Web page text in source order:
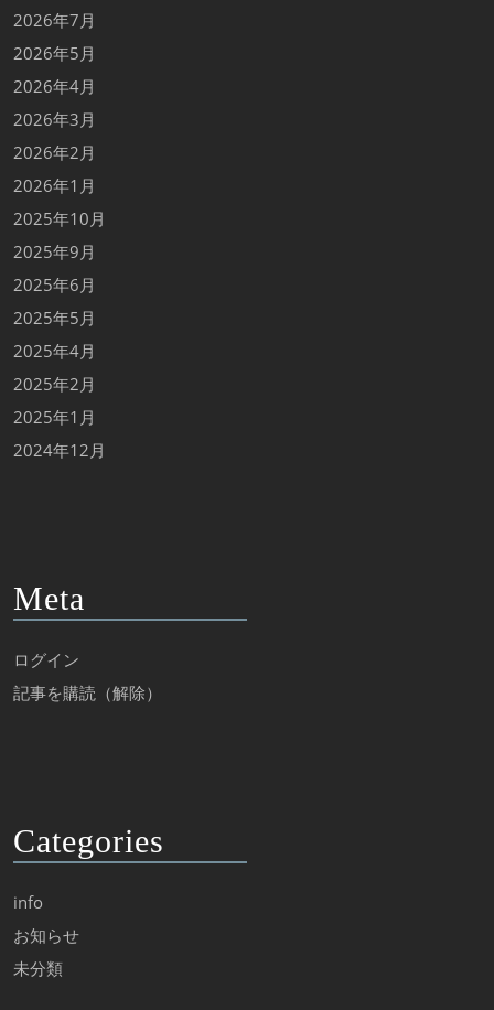
2026年7月
2026年5月
2026年4月
2026年3月
2026年2月
2026年1月
2025年10月
2025年9月
2025年6月
2025年5月
2025年4月
2025年2月
2025年1月
2024年12月
Meta
ログイン
記事を購読（解除）
Categories
info
お知らせ
未分類